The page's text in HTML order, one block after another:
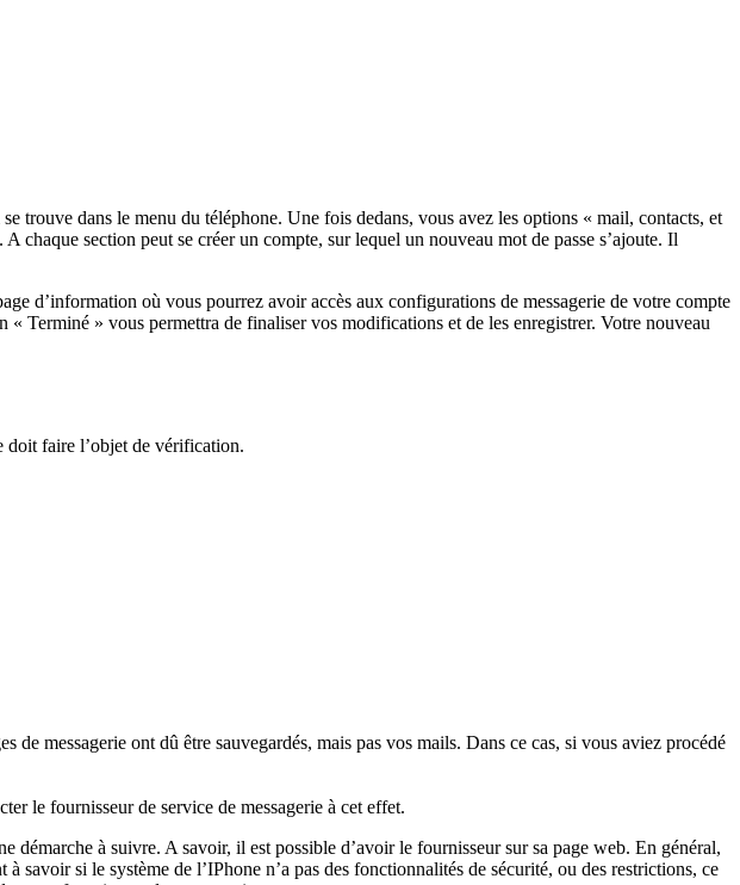
trouve dans le menu du téléphone. Une fois dedans, vous avez les options « mail, contacts, et
section peut se créer un compte, sur lequel un nouveau mot de passe s’ajoute. Il
d’information où vous pourrez avoir accès aux configurations de messagerie de votre compte
Terminé » vous permettra de finaliser vos modifications et de les enregistrer. Votre nouveau
doit faire l’objet de vérification.
messagerie ont dû être sauvegardés, mais pas vos mails. Dans ce cas, si vous aviez procédé
le fournisseur de service de messagerie à cet effet.
démarche à suivre. A savoir, il est possible d’avoir le fournisseur sur sa page web. En général,
savoir si le système de l’IPhone n’a pas des fonctionnalités de sécurité, ou des restrictions, ce